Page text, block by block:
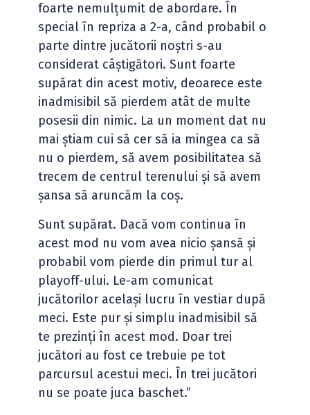
foarte nemulțumit de abordare. În
special în repriza a 2-a, când probabil o
parte dintre jucătorii noștri s-au
considerat câștigători. Sunt foarte
supărat din acest motiv, deoarece este
inadmisibil să pierdem atât de multe
posesii din nimic. La un moment dat nu
mai știam cui să cer să ia mingea ca să
nu o pierdem, să avem posibilitatea să
trecem de centrul terenului și să avem
șansa să aruncăm la coș.
Sunt supărat. Dacă vom continua în
acest mod nu vom avea nicio șansă și
probabil vom pierde din primul tur al
playoff-ului. Le-am comunicat
jucătorilor același lucru în vestiar după
meci. Este pur și simplu inadmisibil să
te prezinți în acest mod. Doar trei
jucători au fost ce trebuie pe tot
parcursul acestui meci. În trei jucători
nu se poate juca baschet.”